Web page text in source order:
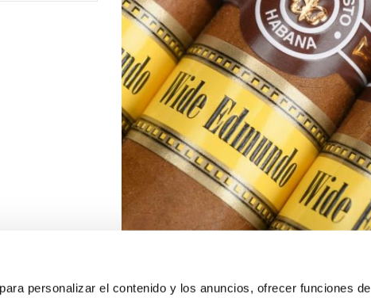
personalizar el contenido y los anuncios, ofrecer funciones de